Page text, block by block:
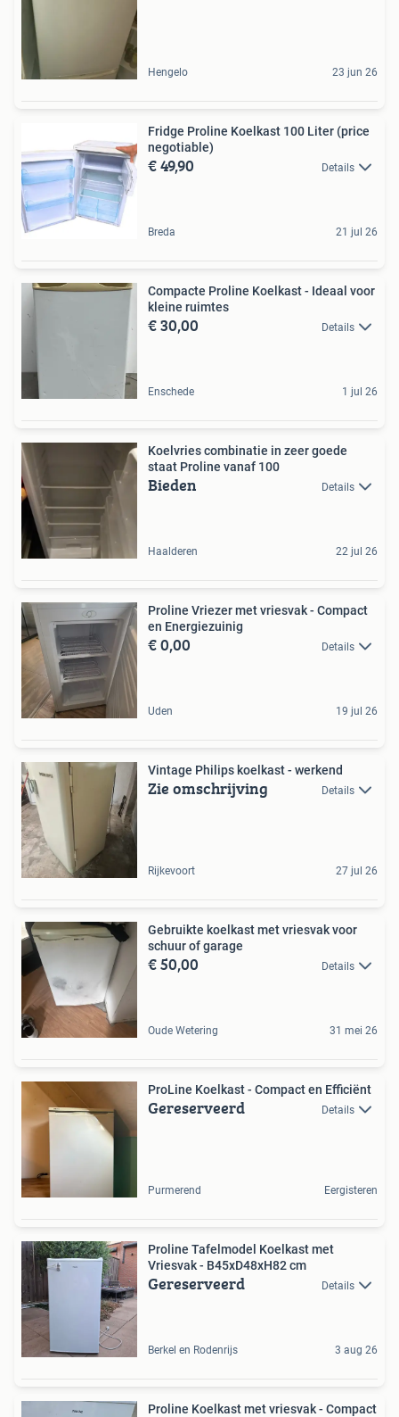
Hengelo 23 jun 26
Fridge Proline Koelkast 100 Liter (price
negotiable)
€ 49,90 Details
Breda 21 jul 26
Compacte Proline Koelkast - Ideaal voor
kleine ruimtes
€ 30,00 Details
Enschede 1 jul 26
Koelvries combinatie in zeer goede
staat Proline vanaf 100
Bieden Details
Haalderen 22 jul 26
Proline Vriezer met vriesvak - Compact
en Energiezuinig
€ 0,00 Details
Uden 19 jul 26
Vintage Philips koelkast - werkend
Zie omschrijving Details
Rijkevoort 27 jul 26
Gebruikte koelkast met vriesvak voor
schuur of garage
€ 50,00 Details
Oude Wetering 31 mei 26
ProLine Koelkast - Compact en Efficiënt
Gereserveerd Details
Purmerend Eergisteren
Proline Tafelmodel Koelkast met
Vriesvak - B45xD48xH82 cm
Gereserveerd Details
Berkel en Rodenrijs 3 aug 26
Proline Koelkast met vriesvak - Compact